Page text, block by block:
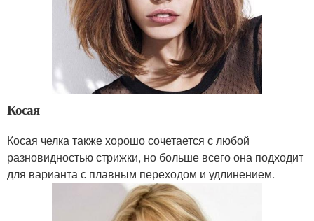
Косая
Косая челка также хорошо сочетается с любой
разновидностью стрижки, но больше всего она подходит
для варианта с плавным переходом и удлинением.